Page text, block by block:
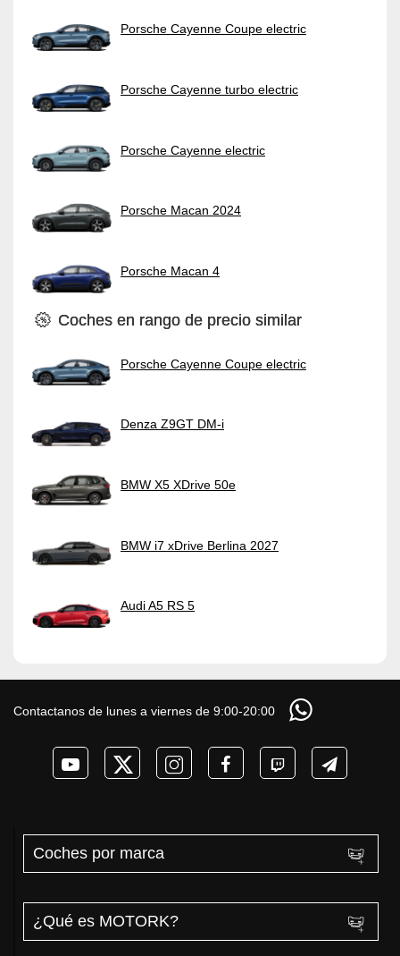
Porsche Cayenne Coupe electric
Porsche Cayenne turbo electric
Porsche Cayenne electric
Porsche Macan 2024
Porsche Macan 4
Coches en rango de precio similar
Porsche Cayenne Coupe electric
Denza Z9GT DM-i
BMW X5 XDrive 50e
BMW i7 xDrive Berlina 2027
Audi A5 RS 5
Contactanos de lunes a viernes de 9:00-20:00
Coches por marca
¿Qué es MOTORK?